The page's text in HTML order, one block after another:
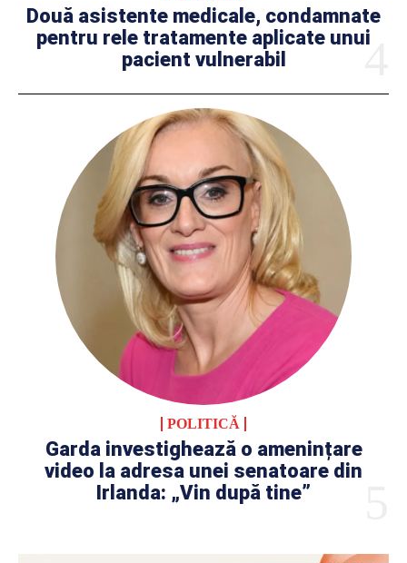
Două asistente medicale, condamnate
pentru rele tratamente aplicate unui
pacient vulnerabil
POLITICĂ
Garda investighează o amenințare
video la adresa unei senatoare din
Irlanda: „Vin după tine”